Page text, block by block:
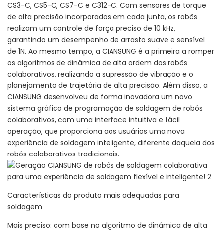
CS3-C, CS5-C, CS7-C e C312-C. Com sensores de torque
de alta precisão incorporados em cada junta, os robôs
realizam um controle de força preciso de 10 kHz,
garantindo um desempenho de arrasto suave e sensível
de 1N. Ao mesmo tempo, a CIANSUNG é a primeira a romper
os algoritmos de dinâmica de alta ordem dos robôs
colaborativos, realizando a supressão de vibração e o
planejamento de trajetória de alta precisão. Além disso, a
CIANSUNG desenvolveu de forma inovadora um novo
sistema gráfico de programação de soldagem de robôs
colaborativos, com uma interface intuitiva e fácil
operação, que proporciona aos usuários uma nova
experiência de soldagem inteligente, diferente daquela dos
robôs colaborativos tradicionais.
Características do produto mais adequadas para
soldagem
Mais preciso: com base no algoritmo de dinâmica de alta